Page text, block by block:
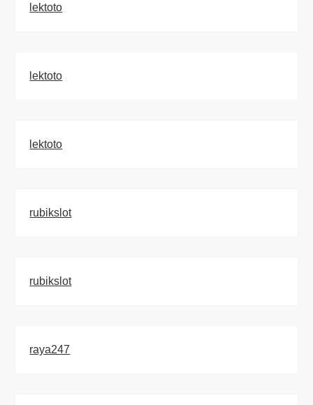
lektoto
lektoto
lektoto
rubikslot
rubikslot
raya247